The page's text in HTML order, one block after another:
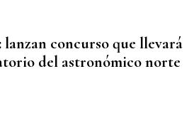
concurso que llevará
del astronómico norte